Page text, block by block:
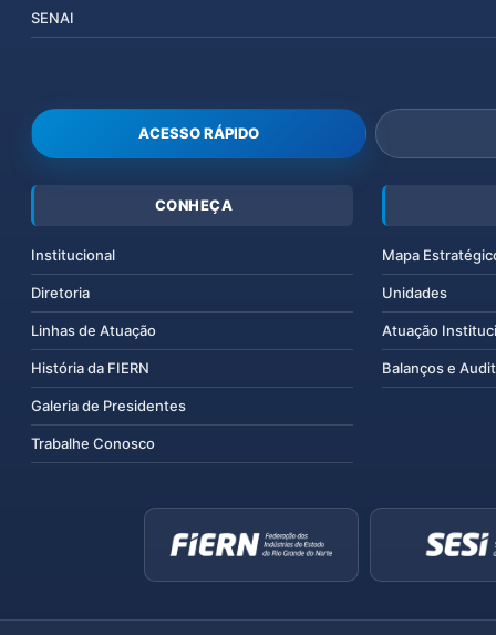
SENAI
ACESSO RÁPIDO
CONHEÇA
Institucional
Diretoria
Linhas de Atuação
História da FIERN
Galeria de Presidentes
Trabalhe Conosco
Mapa
Unidades
Atuação
Balanços e